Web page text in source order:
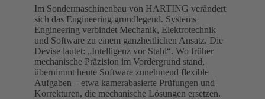
Im Sondermaschinenbau von HARTING verändert
sich das Engineering grundlegend. Systems
Engineering verbindet Mechanik, Elektrotechnik
und Software zu einem ganzheitlichen Ansatz. Die
Devise lautet: „Intelligenz vor Stahl“. Wo früher
mechanische Präzision im Vordergrund stand,
übernimmt heute Software zunehmend flexible
Aufgaben – etwa kamerabasierte Prüfungen und
Korrekturen, die mechanische Lösungen ersetzen.